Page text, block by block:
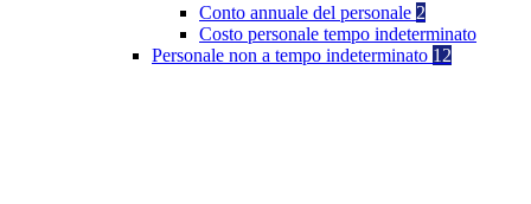
Conto annuale del personale 2
Costo personale tempo indeterminato
Personale non a tempo indeterminato 12